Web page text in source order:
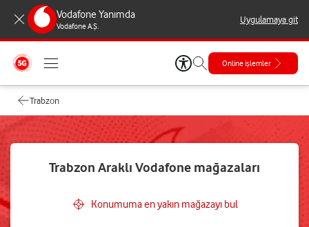
Vodafone Yanımda
Vodafone A.Ş.
Uygulamaya git
Online işlemler
Trabzon
Trabzon Araklı Vodafone mağazaları
Konumuma en yakın mağazayı bul